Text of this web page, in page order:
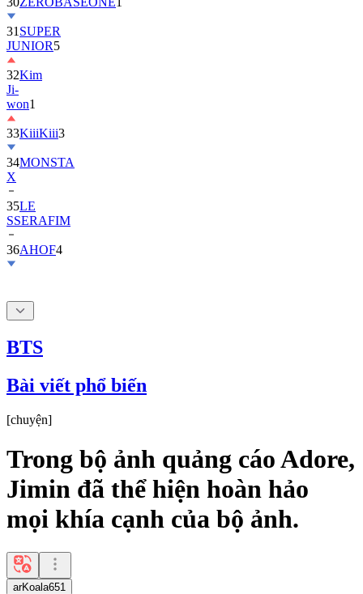
JUNIOR
32Kim
Ji-
won1
33KiiiKiii
34MONSTA
X
35
SSERAFIM
36AHOF4
BTS
Bài viết phổ biến
[chuyện]
Trong bộ ảnh quảng cáo Adore,
Jimin đã thể hiện hoàn hảo
mọi khía cạnh của bộ ảnh.
arKoala651